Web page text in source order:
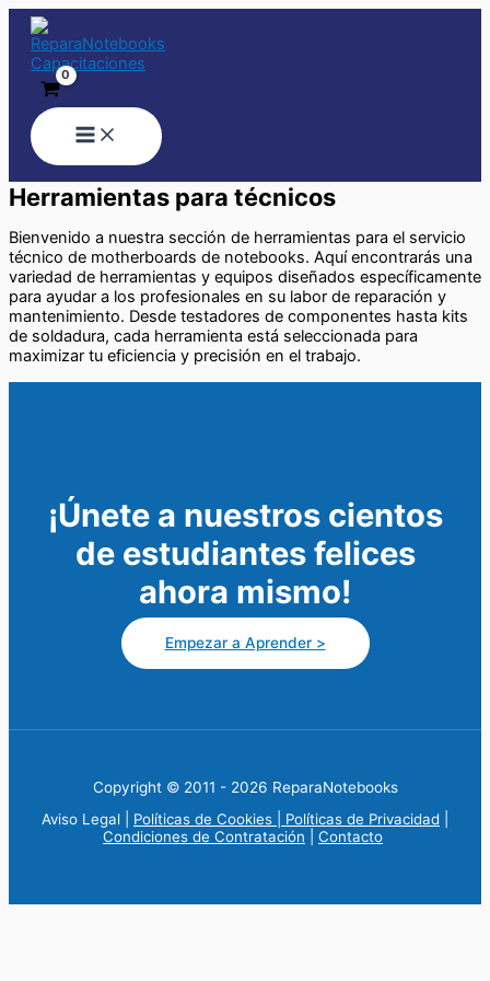
Ir
contenido
Herramientas para técnicos
Bienvenido a nuestra sección de herramientas para el servicio
técnico de motherboards de notebooks. Aquí encontrarás una
variedad de herramientas y equipos diseñados específicamente
para ayudar a los profesionales en su labor de reparación y
mantenimiento. Desde testadores de componentes hasta kits
de soldadura, cada herramienta está seleccionada para
maximizar tu eficiencia y precisión en el trabajo.
¡Únete a nuestros cientos
de estudiantes felices
ahora mismo!
Empezar a Aprender >
Copyright © 2011 - 2026 ReparaNotebooks
Aviso Legal
Políticas de Cookies | Políticas de Privacidad
Condiciones de Contratación
Contacto